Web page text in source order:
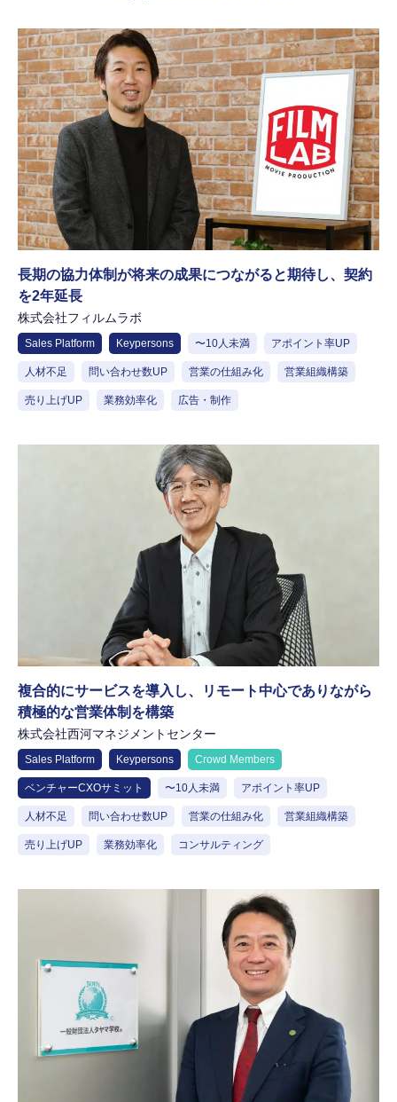
長期の協力体制が将来の成果につながると期待し、契約
を2年延長
株式会社フィルムラボ
Sales Platform Keypersons 〜10人未満 アポイント率UP
人材不足 問い合わせ数UP 営業の仕組み化 営業組織構築
売り上げUP 業務効率化 広告・制作
複合的にサービスを導入し、リモート中心でありながら
積極的な営業体制を構築
株式会社西河マネジメントセンター
Sales Platform Keypersons Crowd Members
ベンチャーCXOサミット 〜10人未満 アポイント率UP
人材不足 問い合わせ数UP 営業の仕組み化 営業組織構築
売り上げUP 業務効率化 コンサルティング